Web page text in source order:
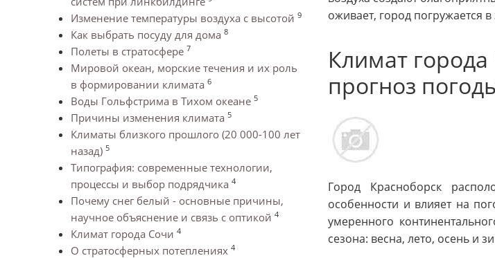
Изменение температуры воздуха с высотой 9
Как выбрать посуду для дома 8
Полеты в стратосфере 7
Мировой океан, морские течения и их роль
в формировании климата 6
Воды Гольфстрима в Тихом океане 5
Причины изменения климата 5
Климаты близкого прошлого (20 000-100 лет
назад) 5
Типография: современные технологии,
процессы и выбор подрядчика 4
Почему снег белый - основные причины,
научное объяснение и связь с оптикой 4
Климат города Сочи 4
О стратосферных потеплениях 4
оживает, город погружается
Климат
прогноз
Город Красноборск
особенности и влияет на
умеренного
сезона: весна, лето, осень и